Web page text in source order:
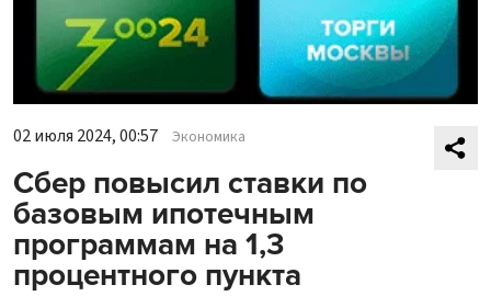
02 июля 2024, 00:57 Экономика
Сбер повысил ставки по
базовым ипотечным
программам на 1,3
процентного пункта